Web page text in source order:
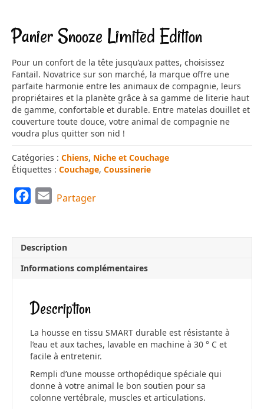
Panier Snooze Limited Edition
Pour un confort de la tête jusqu’aux pattes, choisissez
Fantail. Novatrice sur son marché, la marque offre une
parfaite harmonie entre les animaux de compagnie, leurs
propriétaires et la planète grâce à sa gamme de literie haut
de gamme, confortable et durable. Entre matelas douillet et
couverture toute douce, votre animal de compagnie ne
voudra plus quitter son nid !
Catégories : Chiens, Niche et Couchage
Étiquettes : Couchage, Coussinerie
e
b
o
k
i
Partager
Description
Informations complémentaires
Description
La housse en tissu SMART durable est résistante à
l’eau et aux taches, lavable en machine à 30 ° C et
facile à entretenir.
Rempli d’une mousse orthopédique spéciale qui
donne à votre animal le bon soutien pour sa
colonne vertébrale, muscles et articulations.